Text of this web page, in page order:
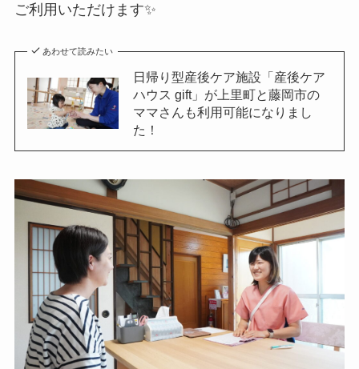
ご利用いただけます✨
あわせて読みたい
日帰り型産後ケア施設「産後ケア
ハウス gift」が上里町と藤岡市の
ママさんも利用可能になりまし
た！